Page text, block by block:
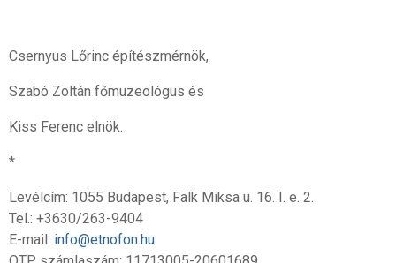
Csernyus Lőrinc építészmérnök,
Szabó Zoltán főmuzeológus és
Kiss Ferenc elnök.
*
Levélcím: 1055 Budapest, Falk Miksa u. 16. I. e. 2.
Tel.: +3630/263-9404
E-mail: info@etnofon.hu